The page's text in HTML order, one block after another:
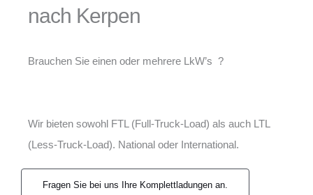
nach Kerpen
Brauchen Sie einen oder mehrere LkW’s ?
Wir bieten sowohl FTL (Full-Truck-Load) als auch LTL
(Less-Truck-Load). National oder International.
Fragen Sie bei uns Ihre Komplettladungen an.